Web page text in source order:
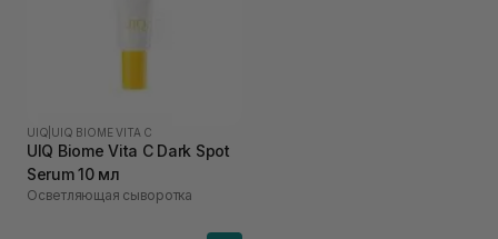
UIQ UIQ BIOME VITA C
UIQ Biome Vita C Dark Spot
Serum 10 мл
Осветляющая сыворотка